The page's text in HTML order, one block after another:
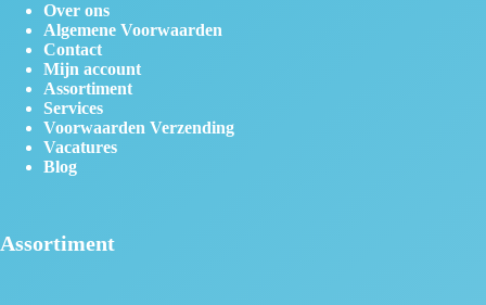
Over ons
Algemene Voorwaarden
Contact
Mijn account
Assortiment
Services
Voorwaarden Verzending
Vacatures
Blog
Assortiment